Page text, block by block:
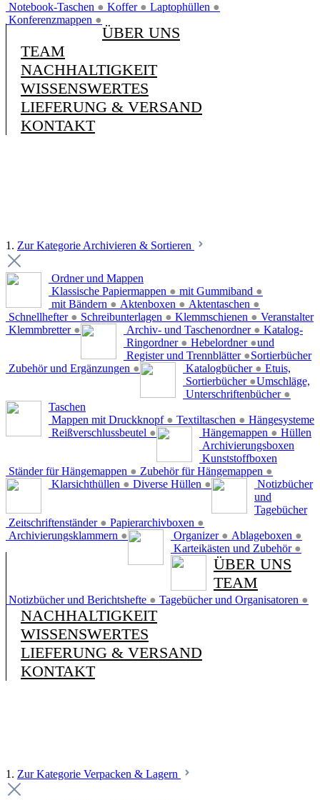
Notebook-Taschen ● Koffer ● Laptophüllen ●
Konferenzmappen ●
ÜBER UNS
TEAM
NACHHALTIGKEIT
WISSENSWERTES
LIEFERUNG & VERSAND
KONTAKT
1. Zur Kategorie Archivieren & Sortieren
Ordner und Mappen
Klassische Papiermappen ● mit Gummiband ●
mit Bändern ● Aktenboxen ● Aktentaschen ●
Schnellhefter ● Schreibunterlagen ● Klemmschienen ●
Klemmbretter ●
Veranstalter
Archiv- und Taschenordner ●
Ringordner ● Hebelordner ●
Register und Trennblätter ●
Zubehör und Ergänzungen ●
Katalog-
und
Sortierbücher
Katalogbücher ●
Sortierbücher ●
Unterschriftenbücher ●
Etuis,
Umschläge,
Taschen
Mappen mit Druckknopf ● Textiltaschen ●
Reißverschlussbeutel ●
Hängesysteme
Hängemappen ●
Ständer für Hängemappen ● Zubehör für Hängemappen ●
Hüllen
Klarsichthüllen ● Diverse Hüllen ●
Archivierungsboxen
Zeitschriftenständer ● Papierarchivboxen ●
Archivierungsklammern ●
Kunststoffboxen
Organizer ● Ablageboxen ●
Karteikästen und Zubehör ●
Notizbücher
und
Tagebücher
Notizbücher und Berichtshefte ● Tagebücher und Organisatoren ●
ÜBER UNS
TEAM
NACHHALTIGKEIT
WISSENSWERTES
LIEFERUNG & VERSAND
KONTAKT
1. Zur Kategorie Verpacken & Lagern